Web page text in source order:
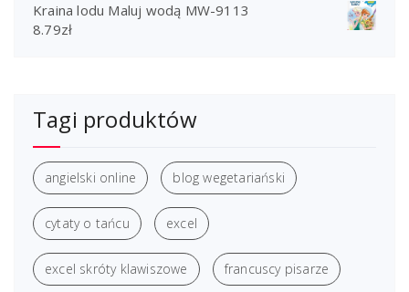
Kraina lodu Maluj wodą MW-9113
8.79zł
Tagi produktów
angielski online blog wegetariański
cytaty o tańcu excel
excel skróty klawiszowe francuscy pisarze